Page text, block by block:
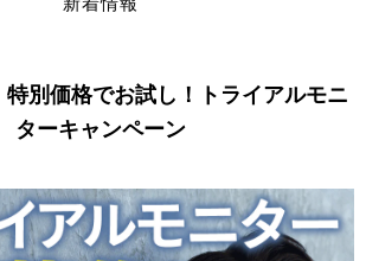
特別価格でお試し！トライアルモニ
ターキャンペーン